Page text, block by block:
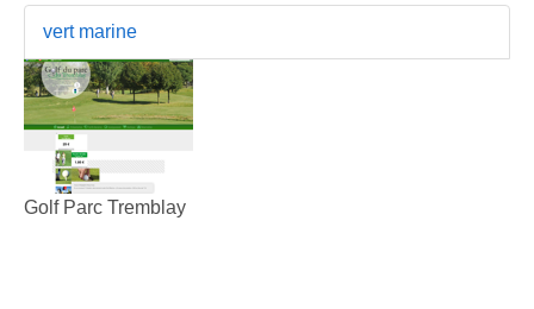
vert marine
Golf Parc Tremblay